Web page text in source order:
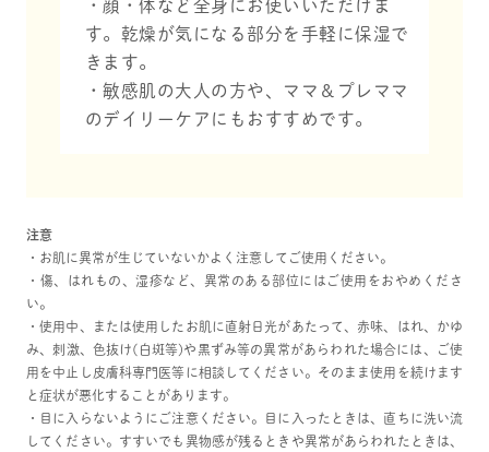
・顔・体など全身にお使いいただけま
す。乾燥が気になる部分を手軽に保湿で
きます。
・敏感肌の大人の方や、ママ＆プレママ
のデイリーケアにもおすすめです。
注意
・お肌に異常が生じていないかよく注意してご使用ください。
・傷、はれもの、湿疹など、異常のある部位にはご使用をおやめくださ
い。
・使用中、または使用したお肌に直射日光があたって、赤味、はれ、かゆ
み、刺激、色抜け(白斑等)や黒ずみ等の異常があらわれた場合には、ご使
用を中止し皮膚科専門医等に相談してください。そのまま使用を続けます
と症状が悪化することがあります。
・目に入らないようにご注意ください。目に入ったときは、直ちに洗い流
してください。すすいでも異物感が残るときや異常があらわれたときは、